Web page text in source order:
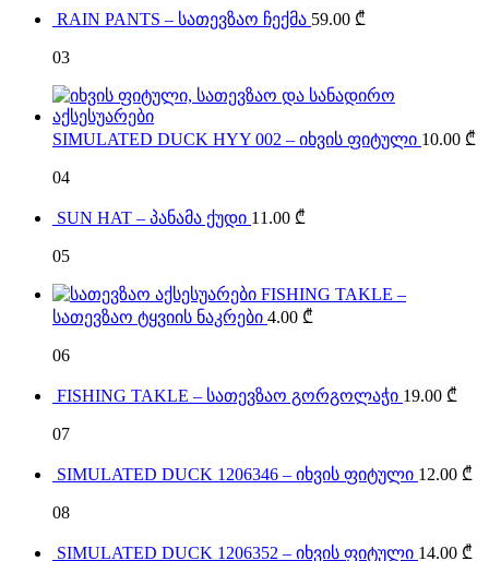
RAIN PANTS – სათევზაო ჩექმა 59.00 ₾
03
SIMULATED DUCK HYY 002 – იხვის ფიტული 10.00 ₾
04
SUN HAT – პანამა ქუდი 11.00 ₾
05
FISHING TAKLE –
სათევზაო ტყვიის ნაკრები 4.00 ₾
06
FISHING TAKLE – სათევზაო გორგოლაჭი 19.00 ₾
07
SIMULATED DUCK 1206346 – იხვის ფიტული 12.00 ₾
08
SIMULATED DUCK 1206352 – იხვის ფიტული 14.00 ₾